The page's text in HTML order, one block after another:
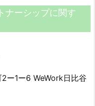
ナーシップに関す
ー1ー6 WeWork日比谷